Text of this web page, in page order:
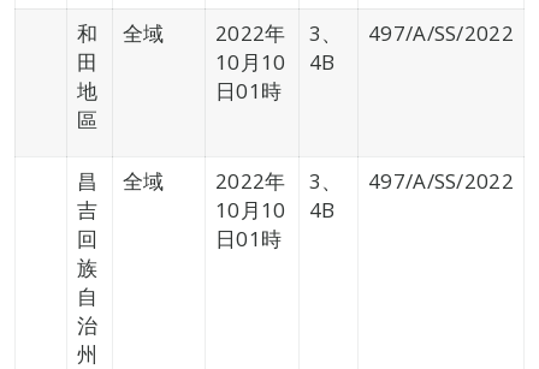
和
田
地
區
全域
2022年
10月10
日01時
3、
4B
497/A/SS/2022
昌
吉
回
族
自
治
州
全域
2022年
10月10
日01時
3、
4B
497/A/SS/2022